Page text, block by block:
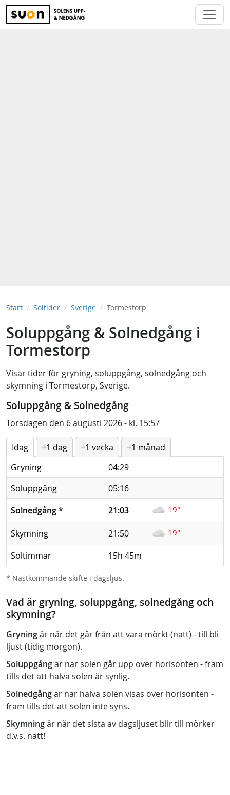
Start Soltider Sverige Tormestorp
Soluppgång & Solnedgång i
Tormestorp
Visar tider för gryning, soluppgång, solnedgång och
skymning i Tormestorp, Sverige.
Soluppgång & Solnedgång
Torsdagen den 6 augusti 2026 - kl. 15:57
Idag +1 dag +1 vecka
+1 månad
Gryning
04:29
Soluppgång
05:16
Solnedgång* 21:03 19°
Skymning 21:50 19°
Soltimmar 15h 45m
* Nästkommande skifte i dagsljus.
Vad är gryning, soluppgång, solnedgång och
skymning?
Gryningär när det går från att vara mörkt (natt) - till bli
ljust (tidig morgon).
Soluppgångär när solen går upp över horisonten - fram
tills det att halva solen är synlig.
Solnedgångär när halva solen visas över horisonten -
fram tills det att solen inte syns.
Skymningär när det sista av dagsljuset blir till mörker
d.v.s. natt!